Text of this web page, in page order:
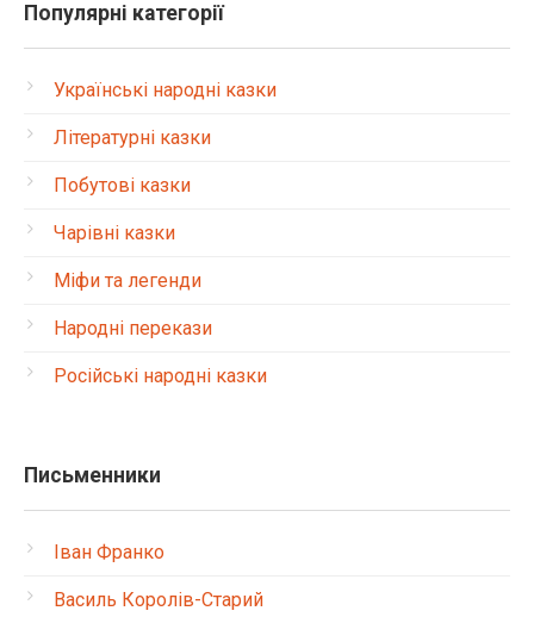
Популярні категорії
Українські народні казки
Літературні казки
Побутові казки
Чарівні казки
Міфи та легенди
Народні перекази
Російські народні казки
Письменники
Іван Франко
Василь Королів-Старий